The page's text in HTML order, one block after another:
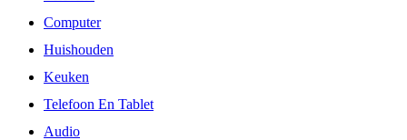
Computer
Huishouden
Keuken
Telefoon En Tablet
Audio